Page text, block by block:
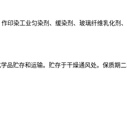
印染工业匀染剂、缓染剂、玻璃纤维乳化剂、
贮存和运输。贮存于干燥通风处。保质期二